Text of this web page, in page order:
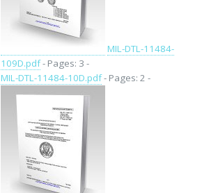
MIL-DTL-11484-
109D.pdf- Pages: 3 -
MIL-DTL-11484-10D.pdf- Pages: 2 -